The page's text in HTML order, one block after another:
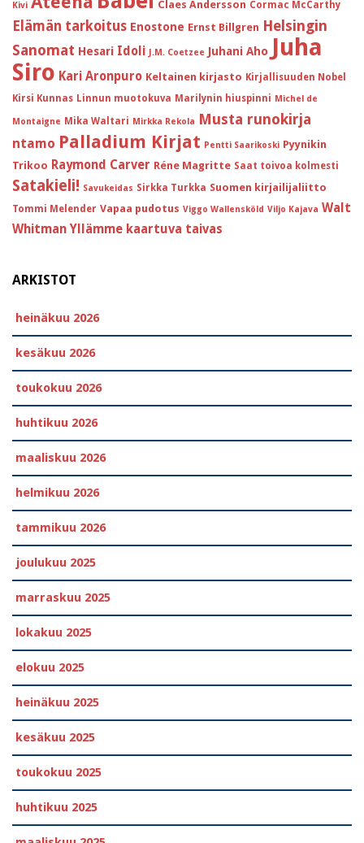
Kivi Claes Andersson Cormac McCarthy
Elämän tarkoitus Enostone Ernst Billgren Helsingin
Sanomat Hesari Idoli J.M. Coetzee Juhani Aho Juha
Siro Kari Aronpuro Keltainen kirjasto Kirjallisuuden Nobel
Kirsi Kunnas Linnun muotokuva Marilynin hiuspinni Michel de
Montaigne Mika Waltari Mirkka Rekola Musta runokirja
ntamo Palladium Kirjat Pentti Saarikoski Pyynikin
Trikoo Raymond Carver Réne Magritte Saat toivoa kolmesti
Satakieli! Savukeidas Sirkka Turkka Suomen kirjailijaliitto
Tommi Melender Vapaa pudotus Viggo Wallensköld Viljo Kajava Walt
Whitman Yllämme kaartuva taivas
ARKISTOT
heinäkuu 2026
kesäkuu 2026
toukokuu 2026
huhtikuu 2026
maaliskuu 2026
helmikuu 2026
tammikuu 2026
joulukuu 2025
marraskuu 2025
lokakuu 2025
elokuu 2025
heinäkuu 2025
kesäkuu 2025
toukokuu 2025
huhtikuu 2025